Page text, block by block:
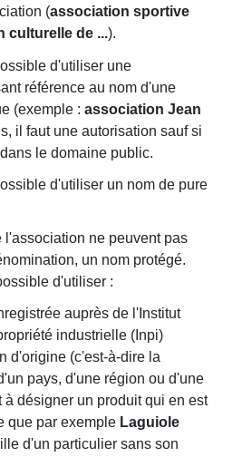
(association sportive
culturelle de ...).
d'utiliser une
référence au nom d'une
(exemple : association Jean
il faut une autorisation sauf si
le domaine public.
d'utiliser un nom de pure
l'association ne peuvent pas
un nom protégé.
d'utiliser :
auprès de l'Institut
industrielle (Inpi)
d'origine (c'est-à-dire la
pays, d'une région ou d'une
à désigner un produit qui en est
que par exemple Laguiole
d'un particulier sans son